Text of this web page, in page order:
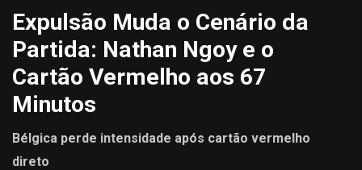
Expulsão Muda o Cenário da
Partida: Nathan Ngoy e o
Cartão Vermelho aos 67
Minutos
Bélgica perde intensidade após cartão vermelho
direto